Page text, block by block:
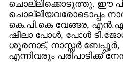
ചൊല്ലിക്കൊടുത്തു. ഈ
ചൊല്ലിയവരോടൊപ്പം
കെ.പി.കെ വേങ്ങര,
ഷീലാ പോള്‍, പോള്‍
ശൂരനാട്, നാസ്സര്‍ ബേപ്പൂര്‍,
എന്നിവരും പരിപാടിക്ക്